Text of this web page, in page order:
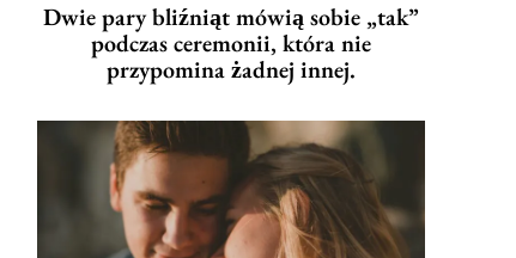
Dwie pary bliźniąt mówią sobie „tak”
podczas ceremonii, która nie
przypomina żadnej innej.